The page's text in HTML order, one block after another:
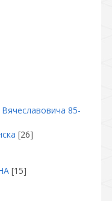
85-
[26]
[15]